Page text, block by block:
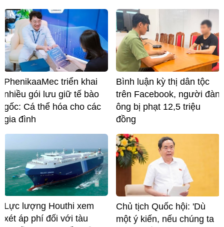
PhenikaaMec triển khai
nhiều gói lưu giữ tế bào
gốc: Cá thể hóa cho các
gia đình
Bình luận kỳ thị dân tộc
trên Facebook, người đàn
ông bị phạt 12,5 triệu
đồng
Lực lượng Houthi xem
xét áp phí đối với tàu
Chủ tịch Quốc hội: 'Dù
một ý kiến, nếu chúng ta